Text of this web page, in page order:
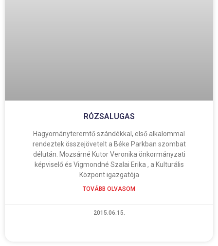
RÓZSALUGAS
Hagyományteremtő szándékkal, első alkalommal
rendeztek összejövetelt a Béke Parkban szombat
délután. Mozsárné Kutor Veronika önkormányzati
képviselő és Vigmondné Szalai Erika , a Kulturális
Központ igazgatója
TOVÁBB OLVASOM
2015.06.15.